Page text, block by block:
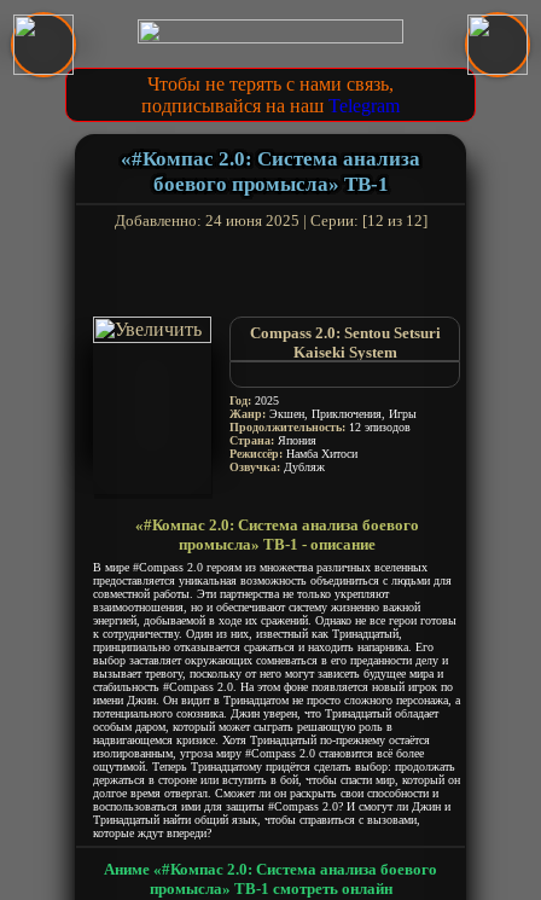
Чтобы не терять с нами связь,
подписывайся на наш Telegram
«#Компас 2.0: Система анализа
боевого промысла» ТВ-1
Добавленно: 24 июня 2025 | Серии: [12 из 12]
Compass 2.0: Sentou Setsuri
Kaiseki System
Kaiseki System
#Compass2.0: Animation Project
#Compass2.0: Combat
Providence Analysis System
Год: 2025
Жанр: Экшен, Приключения, Игры
Продолжительность: 12 эпизодов
Страна: Япония
Режиссёр: Намба Хитоси
Озвучка: Дубляж
«#Компас 2.0: Система анализа боевого
промысла» ТВ-1 - описание
В мире #Compass 2.0 героям из множества различных вселенных
предоставляется уникальная возможность объединиться с людьми для
совместной работы. Эти партнерства не только укрепляют
взаимоотношения, но и обеспечивают систему жизненно важной
энергией, добываемой в ходе их сражений. Однако не все герои готовы
к сотрудничеству. Один из них, известный как Тринадцатый,
принципиально отказывается сражаться и находить напарника. Его
выбор заставляет окружающих сомневаться в его преданности делу и
вызывает тревогу, поскольку от него могут зависеть будущее мира и
стабильность #Compass 2.0. На этом фоне появляется новый игрок по
имени Джин. Он видит в Тринадцатом не просто сложного персонажа, а
потенциального союзника. Джин уверен, что Тринадцатый обладает
особым даром, который может сыграть решающую роль в
надвигающемся кризисе. Хотя Тринадцатый по-прежнему остаётся
изолированным, угроза миру #Compass 2.0 становится всё более
ощутимой. Теперь Тринадцатому придётся сделать выбор: продолжать
держаться в стороне или вступить в бой, чтобы спасти мир, который он
долгое время отвергал. Сможет ли он раскрыть свои способности и
воспользоваться ими для защиты #Compass 2.0? И смогут ли Джин и
Тринадцатый найти общий язык, чтобы справиться с вызовами,
которые ждут впереди?
Аниме «#Компас 2.0: Система анализа боевого
промысла» ТВ-1 смотреть онлайн